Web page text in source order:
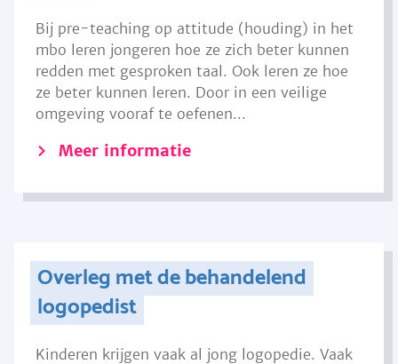
Bij pre-teaching op attitude (houding) in het
mbo leren jongeren hoe ze zich beter kunnen
redden met gesproken taal. Ook leren ze hoe
ze beter kunnen leren. Door in een veilige
omgeving vooraf te oefenen...
Meer informatie
Overleg met de behandelend
logopedist
Kinderen krijgen vaak al jong logopedie. Vaak